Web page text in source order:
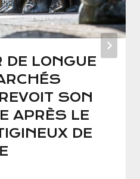
LONGUE
SON
APRÈS LE
DE